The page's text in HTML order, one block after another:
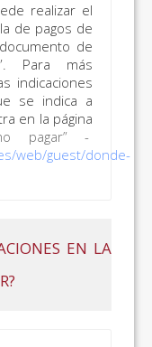
realizar el
de pagos de
de
Para más
indicaciones
se indica a
en la página
pagar” -
web/guest/donde-
EN LA